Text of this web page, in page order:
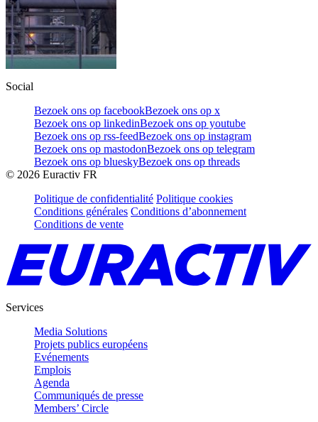
Social
Bezoek ons op facebookBezoek ons op x
Bezoek ons op linkedinBezoek ons op youtube
Bezoek ons op rss-feedBezoek ons op instagram
Bezoek ons op mastodonBezoek ons op telegram
Bezoek ons op blueskyBezoek ons op threads
© 2026 Euractiv FR
Politique de confidentialité Politique cookies
Conditions générales Conditions d’abonnement
Conditions de vente
Services
Media Solutions
Projets publics européens
Evénements
Emplois
Agenda
Communiqués de presse
Members’ Circle